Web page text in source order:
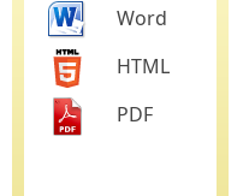
Word
HTML
PDF